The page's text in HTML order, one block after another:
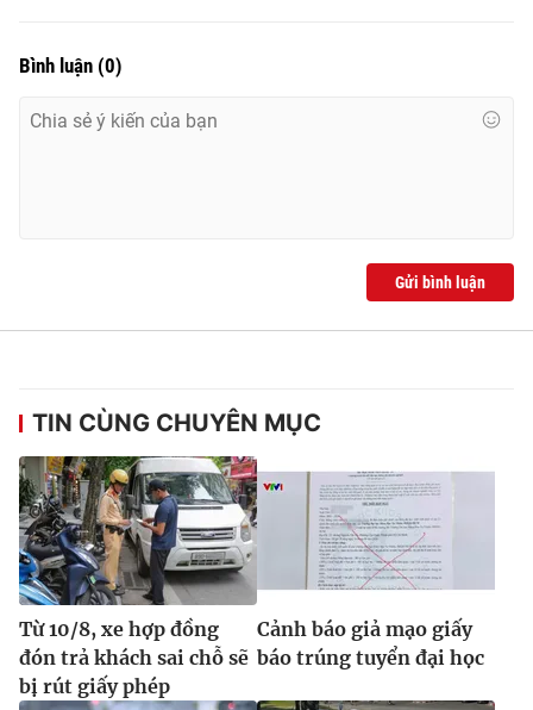
Bình luận (0)
Gửi bình luận
TIN CÙNG CHUYÊN MỤC
Từ 10/8, xe hợp đồng
đón trả khách sai chỗ sẽ
bị rút giấy phép
Cảnh báo giả mạo giấy
báo trúng tuyển đại học